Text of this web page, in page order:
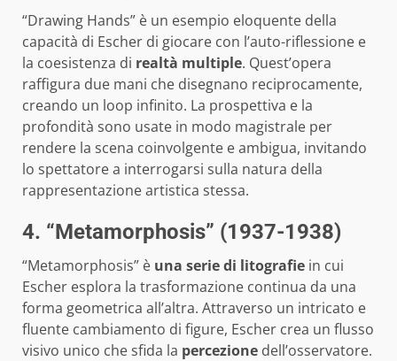
“Drawing Hands” è un esempio eloquente della
capacità di Escher di giocare con l’auto-riflessione e
la coesistenza di realtà multiple. Quest’opera
raffigura due mani che disegnano reciprocamente,
creando un loop infinito. La prospettiva e la
profondità sono usate in modo magistrale per
rendere la scena coinvolgente e ambigua, invitando
lo spettatore a interrogarsi sulla natura della
rappresentazione artistica stessa.
4. “Metamorphosis” (1937-1938)
“Metamorphosis” è una serie di litografie in cui
Escher esplora la trasformazione continua da una
forma geometrica all’altra. Attraverso un intricato e
fluente cambiamento di figure, Escher crea un flusso
visivo unico che sfida la percezione dell’osservatore.